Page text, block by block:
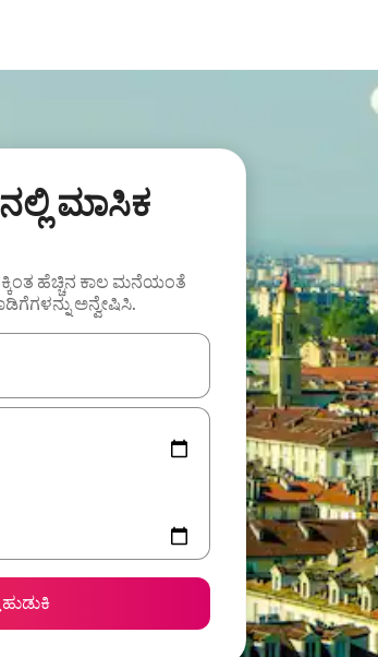
ಮಾಸಿಕ
ಹೆಚ್ಚಿನ ಕಾಲ ಮನೆಯಂತೆ
ಅನ್ವೇಷಿಸಿ.
ಅಪ್ ಮತ್ತು ಡೌನ್ ಬಾಣದ ಕೀಲಿಗಳೊಂದಿಗೆ ನ್ಯಾವಿಗೇಟ್ ಮಾಡಿ
ಹುಡುಕಿ